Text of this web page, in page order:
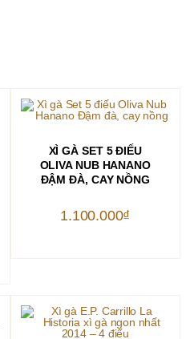
THÊM VÀO GIỎ HÀNG
XÌ GÀ SET 5 ĐIẾU
OLIVA NUB HANANO
ĐẬM ĐÀ, CAY NỒNG
1.100.000₫